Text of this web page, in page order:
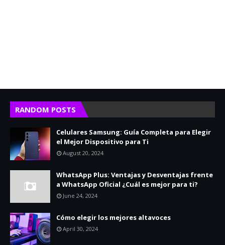
RANDOM POSTS
Celulares Samsung: Guía Completa para Elegir
el Mejor Dispositivo para Ti
August 20, 2024
WhatsApp Plus: Ventajas y Desventajas frente
a WhatsApp Oficial ¿Cuál es mejor para ti?
June 24, 2024
Cómo elegir los mejores altavoces
April 30, 2024